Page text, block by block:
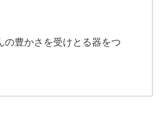
の豊かさを受けとる器をつ